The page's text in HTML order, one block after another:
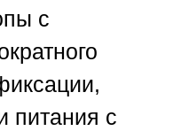
с
питания с